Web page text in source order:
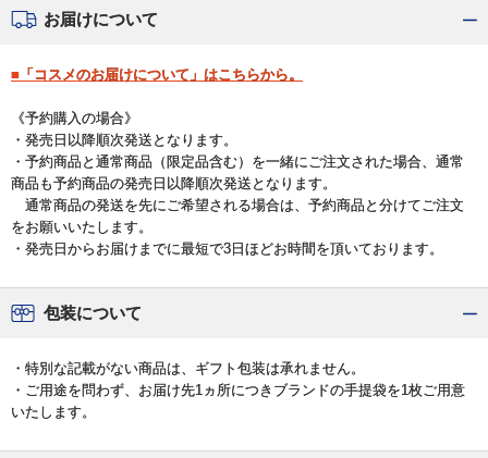
お届けについて
■「コスメのお届けについて」はこちらから。
《予約購入の場合》
・発売日以降順次発送となります。
・予約商品と通常商品（限定品含む）を一緒にご注文された場合、通常
商品も予約商品の発売日以降順次発送となります。
通常商品の発送を先にご希望される場合は、予約商品と分けてご注文
をお願いいたします。
・発売日からお届けまでに最短で3日ほどお時間を頂いております。
包装について
・特別な記載がない商品は、ギフト包装は承れません。
・ご用途を問わず、お届け先1ヵ所につきブランドの手提袋を1枚ご用意
いたします。